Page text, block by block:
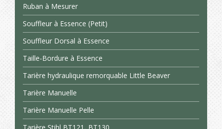
Ruban à Mesurer
Souffleur à Essence (Petit)
Souffleur Dorsal à Essence
Taille-Bordure à Essence
Tarière hydraulique remorquable Little Beaver
Tarière Manuelle
Tarière Manuelle Pelle